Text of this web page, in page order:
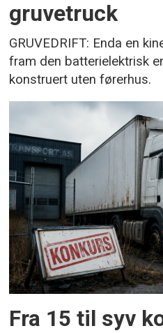
gruvetruck
GRUVEDRIFT: Enda en
fram den batterielektrisk
konstruert uten førerhus.
Fra 15 til syv